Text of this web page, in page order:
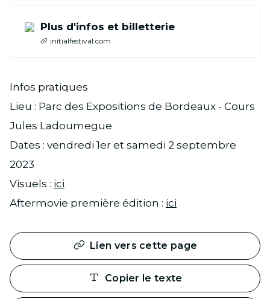
Plus d'infos et billetterie
initialfestival.com
Infos pratiques
Lieu : Parc des Expositions de Bordeaux - Cours
Jules Ladoumegue
Dates : vendredi 1er et samedi 2 septembre
2023
Visuels : ici
Aftermovie première édition : ici
Lien vers cette page
Copier le texte